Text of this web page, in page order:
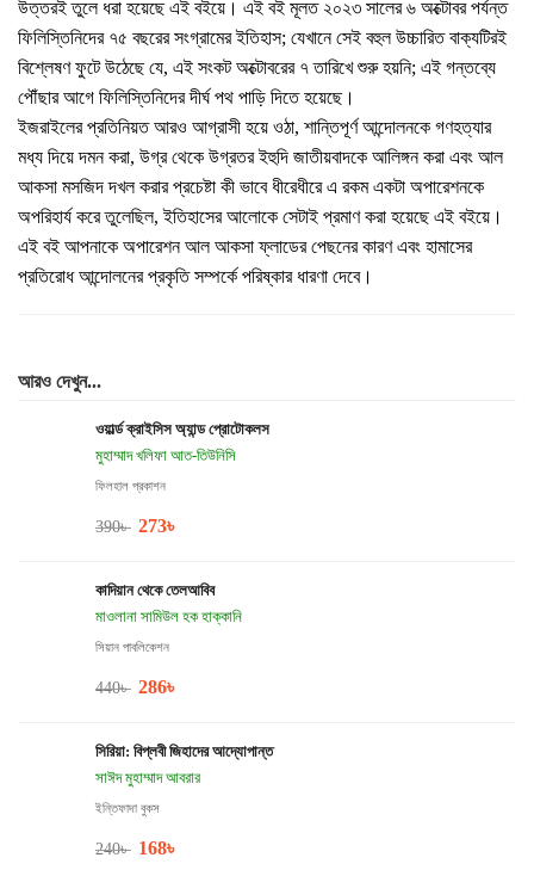
উত্তরই তুলে ধরা হয়েছে এই বইয়ে। এই বই মূলত ২০২৩ সালের ৬ অক্টোবর পর্যন্ত
ফিলিস্তিনিদের ৭৫ বছরের সংগ্রামের ইতিহাস; যেখানে সেই বহুল উচ্চারিত বাক্যটিরই
বিশ্লেষণ ফুটে উঠেছে যে, এই সংকট অক্টোবরের ৭ তারিখে শুরু হয়নি; এই গন্তব্যে
পৌঁছার আগে ফিলিস্তিনিদের দীর্ঘ পথ পাড়ি দিতে হয়েছে।
ইজরাইলের প্রতিনিয়ত আরও আগ্রাসী হয়ে ওঠা, শান্তিপূর্ণ আন্দোলনকে গণহত্যার
মধ্য দিয়ে দমন করা, উগ্র থেকে উগ্রতর ইহুদি জাতীয়বাদকে আলিঙ্গন করা এবং আল
আকসা মসজিদ দখল করার প্রচেষ্টা কী ভাবে ধীরেধীরে এ রকম একটা অপারেশনকে
অপরিহার্য করে তুলেছিল, ইতিহাসের আলোকে সেটাই প্রমাণ করা হয়েছে এই বইয়ে।
এই বই আপনাকে অপারেশন আল আকসা ফ্লাডের পেছনের কারণ এবং হামাসের
প্রতিরোধ আন্দোলনের প্রকৃতি সম্পর্কে পরিষ্কার ধারণা দেবে।
আরও দেখুন...
ওয়ার্ল্ড ক্রাইসিস অ্যান্ড প্রোটোকলস
মুহাম্মাদ খলিফা আত-তিউনিসি
ফিলহাল প্রকাশন
390৳ 273৳
কাদিয়ান থেকে তেলআবিব
মাওলানা সামিউল হক হাক্কানি
সিয়ান পাবলিকেশন
440৳ 286৳
সিরিয়া: বিপ্লবী জিহাদের আদ্যোপান্ত
সাঈদ মুহাম্মাদ আবরার
ইন্তিফাদা বুকস
240৳ 168৳